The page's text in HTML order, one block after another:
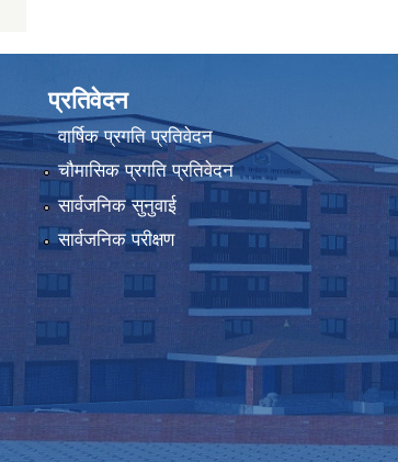
प्रतिवेदन
वार्षिक प्रगति प्रतिवेदन
चौमासिक प्रगति प्रतिवेदन
सार्वजनिक सुनुवाई
सार्वजनिक परीक्षण